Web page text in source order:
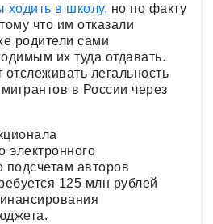
ходить в школу, но по факту
что им отказали
родители сами
их туда отдавать.
легальность
в России через
электронного
подсчетам авторов
125 млн рублей